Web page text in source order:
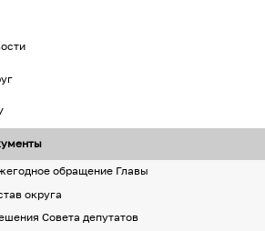
обращение Главы
округа
Совета депутатов